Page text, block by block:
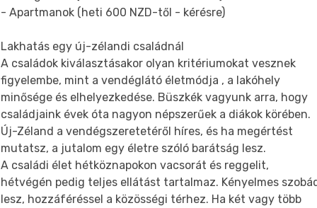
- Apartmanok (heti 600 NZD-től - kérésre)
Lakhatás egy új-zélandi családnál
A családok kiválasztásakor olyan kritériumokat vesznek
figyelembe, mint a vendéglátó életmódja , a lakóhely
minősége és elhelyezkedése. Büszkék vagyunk arra, hogy
családjaink évek óta nagyon népszerűek a diákok körében.
Új-Zéland a vendégszeretetéről híres, és ha megértést
mutatsz, a jutalom egy életre szóló barátság lesz.
A családi élet hétköznapokon vacsorát és reggelit,
hétvégén pedig teljes ellátást tartalmaz. Kényelmes
lesz, hozzáféréssel a közösségi térhez. Ha két vagy több